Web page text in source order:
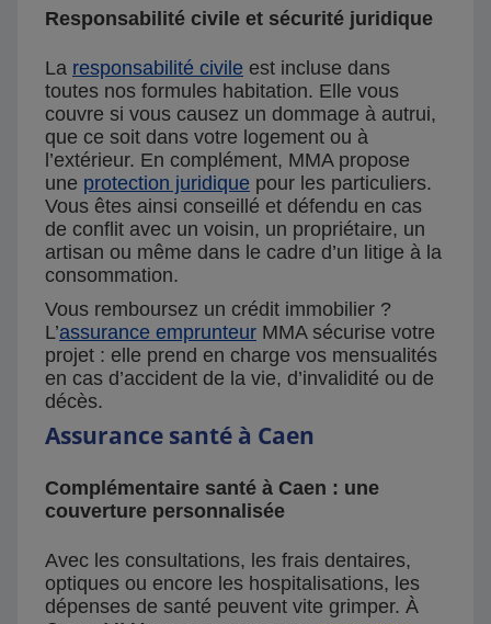
Responsabilité civile et sécurité juridique
La responsabilité civile est incluse dans
toutes nos formules habitation. Elle vous
couvre si vous causez un dommage à autrui,
que ce soit dans votre logement ou à
l’extérieur. En complément, MMA propose
une protection juridique pour les particuliers.
Vous êtes ainsi conseillé et défendu en cas
de conflit avec un voisin, un propriétaire, un
artisan ou même dans le cadre d’un litige à la
consommation.
Vous remboursez un crédit immobilier ?
L’assurance emprunteur MMA sécurise votre
projet : elle prend en charge vos mensualités
en cas d’accident de la vie, d’invalidité ou de
décès.
Assurance santé à Caen
Complémentaire santé à Caen : une
couverture personnalisée
Avec les consultations, les frais dentaires,
optiques ou encore les hospitalisations, les
dépenses de santé peuvent vite grimper. À